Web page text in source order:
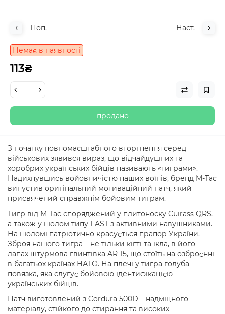
Поп. Наст.
Немає в наявності
113₴
продано
З початку повномасштабного вторгнення серед
військових зявився вираз, що відчайдушних та
хоробрих українських бійців називають «тиграми».
Надихнувшись войовничістю наших воїнів, бренд M-Tac
випустив оригінальний мотиваційний патч, який
присвячений справжнім бойовим тиграм.
Тигр від M-Tac споряджений у плитоноску Cuirass QRS,
а також у шолом типу FAST з активними навушниками.
На шоломі патріотично красується прапор України.
Зброя нашого тигра – не тільки кігті та ікла, в його
лапах штурмова гвинтівка AR-15, що стоїть на озброєнні
в багатьох країнах НАТО. На плечі у тигра голуба
повязка, яка слугує бойовою ідентифікацією
українських бійців.
Патч виготовлений з Cordura 500D – надміцного
матеріалу, стійкого до стирання та високих